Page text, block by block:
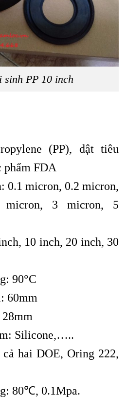
PP 10 inch
(PP), dật tiêu
phẩm FDA
0.1 micron, 0.2 micron,
micron, 3 micron, 5
10 inch, 20 inch, 30
90°C
60mm
Silicone,…..
hai DOE, Oring 222,
80℃, 0.1Mpa.